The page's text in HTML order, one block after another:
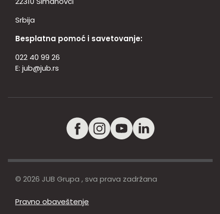
Srbija
Besplatna pomoć i savetovanje:
022 40 99 26
E: jub@jub.rs
© 2026 JUB Grupa , sva prava zadržana
Pravno obaveštenje